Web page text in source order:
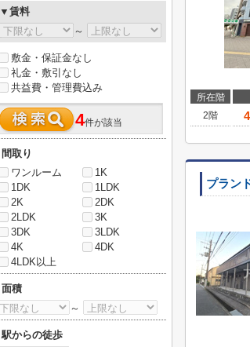
所在階
2階
プラン
▼賃料
～
敷金・保証金なし
礼金・敷引なし
共益費・管理費込み
4件が該当
間取り
ワンルーム
1K
1DK
1LDK
2K
2DK
2LDK
3K
3DK
3LDK
4K
4DK
4LDK以上
面積
～
駅からの徒歩